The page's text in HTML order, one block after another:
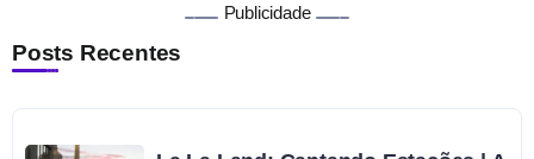
Publicidade
Posts Recentes